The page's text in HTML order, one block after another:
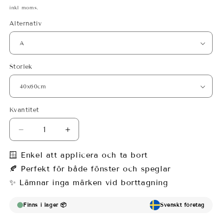
pris
inkl moms.
Alternativ
Storlek
Kvantitet
Minska
kvantitet
för
Fönsterfilm
Asiatisk
med
Öka
kvantitet
för
Fönsterfilm
Asiatisk
🪟 Enkel att applicera och ta bort
🍂 Perfekt för både fönster och speglar
✨ Lämnar inga märken vid borttagning
Finns i lager 📦 Svenskt företag